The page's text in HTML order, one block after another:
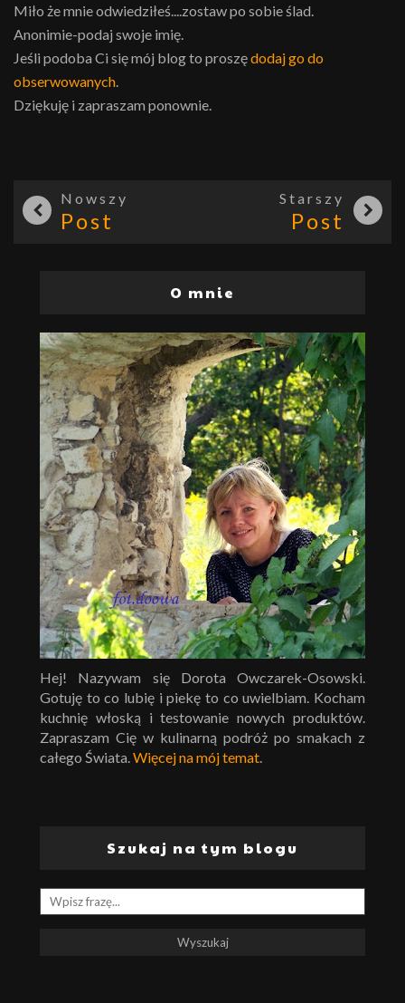
Miło że mnie odwiedziłeś....zostaw po sobie ślad.
Anonimie-podaj swoje imię.
Jeśli podoba Ci się mój blog to proszędodaj go do
obserwowanych
Dziękuję i zapraszam ponownie.
Nowszy
Post
Starszy
Post
O mnie
Hej! Nazywam się Dorota Owczarek-Osowski.
Gotuję to co lubię i piekę to co uwielbiam. Kocham
kuchnię włoską i testowanie nowych produktów.
Zapraszam Cię w kulinarną podróż po smakach z
całego Świata. Więcej na mój temat
Szukaj na tym blogu